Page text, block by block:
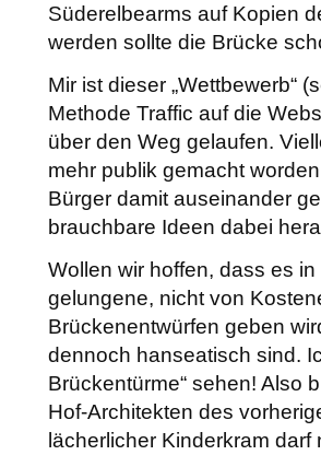
Süderelbearms auf Kopien
werden sollte die Brücke
Mir ist dieser „Wettbewerb“
Methode Traffic auf die
über den Weg gelaufen.
mehr publik gemacht
Bürger damit auseinander
brauchbare Ideen dabei
Wollen wir hoffen, dass es
gelungene, nicht von
Brückenentwürfen geben
dennoch hanseatisch sind.
Brückentürme“ sehen! Also
Hof-Architekten des
lächerlicher Kinderkram